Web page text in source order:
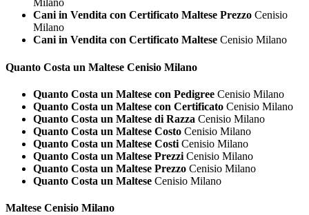
Milano
Cani in Vendita con Certificato Maltese Prezzo Cenisio
Milano
Cani in Vendita con Certificato Maltese Cenisio Milano
Quanto Costa un Maltese Cenisio Milano
Quanto Costa un Maltese con Pedigree Cenisio Milano
Quanto Costa un Maltese con Certificato Cenisio Milano
Quanto Costa un Maltese di Razza Cenisio Milano
Quanto Costa un Maltese Costo Cenisio Milano
Quanto Costa un Maltese Costi Cenisio Milano
Quanto Costa un Maltese Prezzi Cenisio Milano
Quanto Costa un Maltese Prezzo Cenisio Milano
Quanto Costa un Maltese Cenisio Milano
Maltese Cenisio Milano